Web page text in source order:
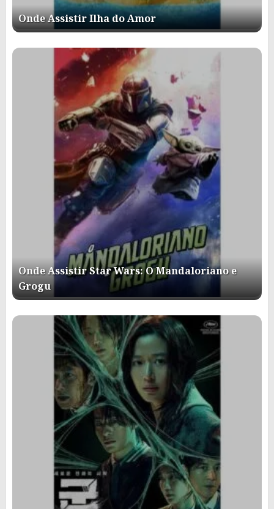
Onde Assistir Ilha do Amor
Onde Assistir Star Wars: O Mandaloriano e
Grogu